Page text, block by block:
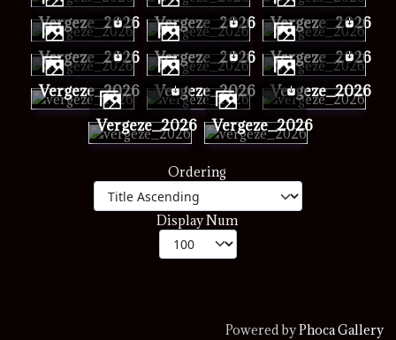
vergeze_2026
vergeze_2026
vergeze_2026
vergeze_2026
vergeze_2026
vergeze_2026
vergeze_2026
vergeze_2026
vergeze_2026
vergeze_2026
vergeze_2026
Ordering
Display Num
Powered byPhoca Gallery